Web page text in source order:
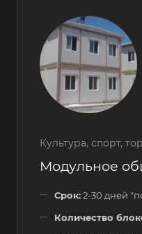
Культура, спорт,
Модульное
Срок:2-30 дней
Количество